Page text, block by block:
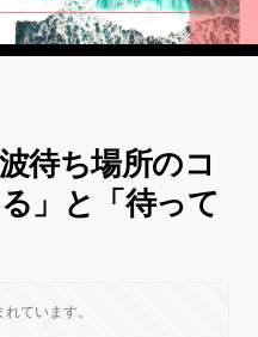
待ち場所のコ
」と「待って
ています。